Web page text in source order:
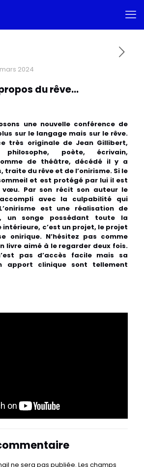
mars 2024
du rêve...
une nouvelle conférence de
sur le langage mais sur le rêve.
très originale de Jean Gillibert,
philosophe, poète, écrivain,
de théâtre, décédé il y a
traite du rêve et de l’onirisme. Si le
et est protégé par lui il est
vœu. Par son récit son auteur le
avec la culpabilité qui
est une réalisation de
un songe possédant toute la
intérieure, c’est un projet, le projet
onirique. N’hésitez pas comme
livre aimé à le regarder deux fois.
pas d’accès facile mais sa
apport clinique sont tellement
ne sera pas publiée. Les champs